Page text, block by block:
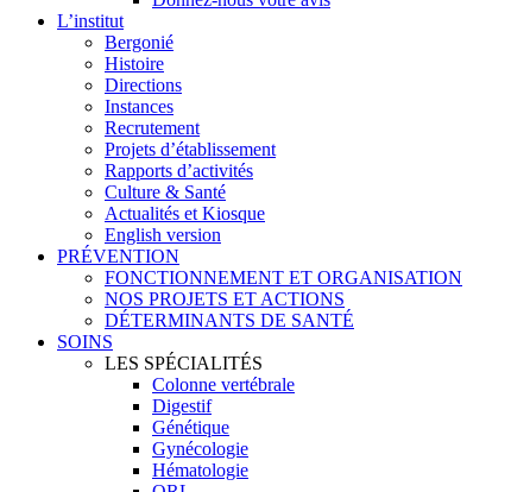
L’institut
Bergonié
Histoire
Directions
Instances
Recrutement
Projets d’établissement
Rapports d’activités
Culture & Santé
Actualités et Kiosque
English version
PRÉVENTION
FONCTIONNEMENT ET ORGANISATION
NOS PROJETS ET ACTIONS
DÉTERMINANTS DE SANTÉ
SOINS
LES SPÉCIALITÉS
Colonne vertébrale
Digestif
Génétique
Gynécologie
Hématologie